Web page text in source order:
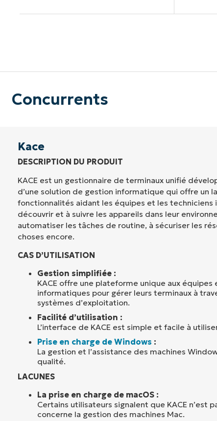
Concurrents
Kace
DESCRIPTION DU PRODUIT
KACE est un gestionnaire de terminaux unifié
d’une solution de gestion informatique qui offre un
fonctionnalités aidant les équipes et les techniciens
découvrir et à suivre les appareils dans leur
automatiser les tâches de routine, à sécuriser les
choses encore.
CAS D’UTILISATION
Gestion simplifiée :
KACE offre une plateforme unique aux équipes
informatiques pour gérer leurs terminaux à
systèmes d’exploitation.
Facilité d’utilisation :
L’interface de KACE est simple et facile à
Prise en charge de Windows :
La gestion et l’assistance des machines
qualité.
LACUNES
La prise en charge de macOS :
Certains utilisateurs signalent que KACE n’est
concerne la gestion des machines Mac.